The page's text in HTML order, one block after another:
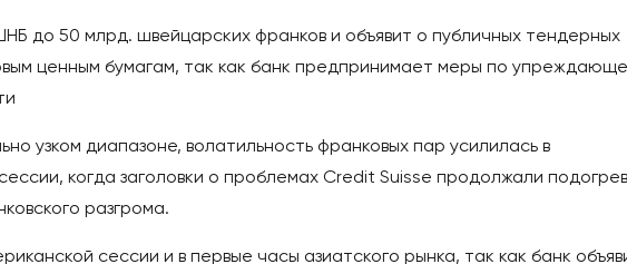
до 50 млрд. швейцарских франков и объявит о публичных тендерных
ценным бумагам, так как банк предпринимает меры по
узком диапазоне, волатильность франковых пар усилилась в
когда заголовки о проблемах Credit Suisse продолжали
разгрома.
сессии и в первые часы азиатского рынка, так как банк